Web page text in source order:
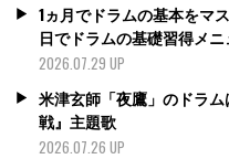
1ヵ月でドラムの基本をマ
日でドラムの基礎習得メ
2026.07.29 UP
米津玄師「夜鷹」のドラ
戦』主題歌
2026.07.26 UP